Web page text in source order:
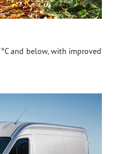
and below, with improved